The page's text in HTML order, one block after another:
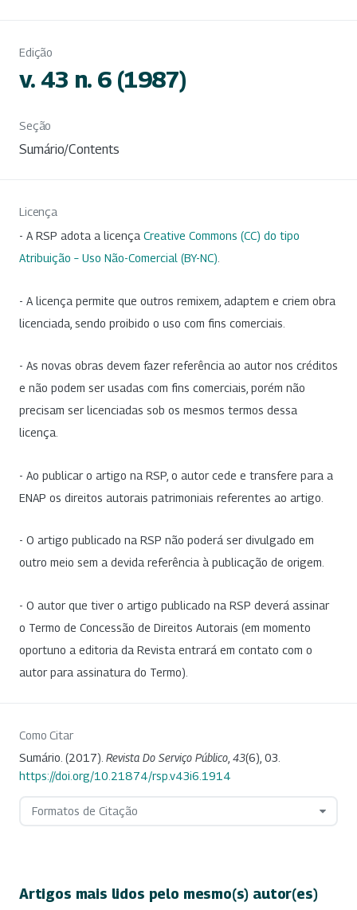
Edição
v. 43 n. 6 (1987)
Seção
Sumário/Contents
Licença
- A RSP adota a licença Creative Commons (CC) do tipo
Atribuição – Uso Não-Comercial (BY-NC)
- A licença permite que outros remixem, adaptem e criem obra
licenciada, sendo proibido o uso com fins comerciais.
- As novas obras devem fazer referência ao autor nos créditos
e não podem ser usadas com fins comerciais, porém não
precisam ser licenciadas sob os mesmos termos dessa
licença.
- Ao publicar o artigo na RSP, o autor cede e transfere para a
ENAP os direitos autorais patrimoniais referentes ao artigo.
- O artigo publicado na RSP não poderá ser divulgado em
outro meio sem a devida referência à publicação de origem.
- O autor que tiver o artigo publicado na RSP deverá assinar
o Termo de Concessão de Direitos Autorais (em momento
oportuno a editoria da Revista entrará em contato com o
autor para assinatura do Termo).
Como Citar
Sumário. (2017). Revista Do Serviço Público 43(6), 03.
https://doi.org/10.21874/rsp.v43i6.1914
Formatos de Citação
Artigos mais lidos pelo mesmo(s) autor(es)